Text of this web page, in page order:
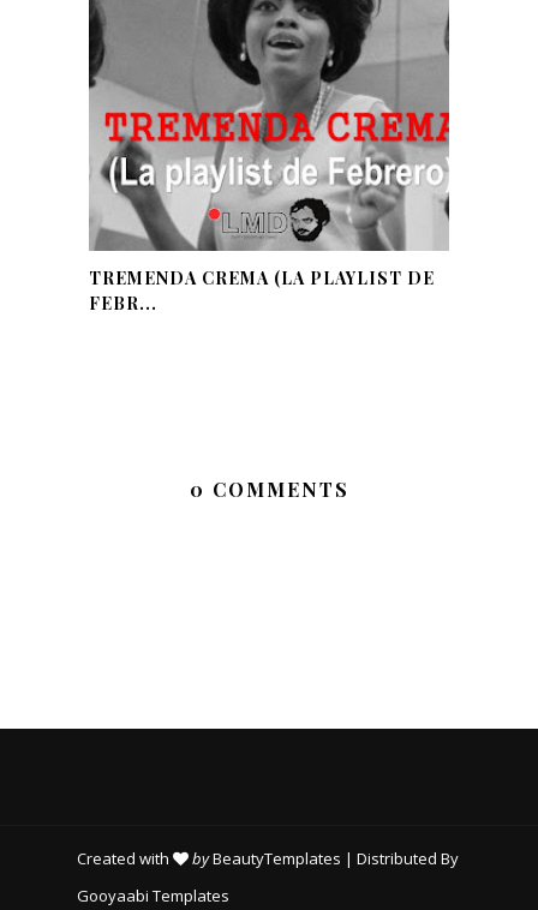
TREMENDA CREMA (LA PLAYLIST DE
FEBR...
0 COMMENTS
Created with byBeautyTemplates | Distributed By
Gooyaabi Templates